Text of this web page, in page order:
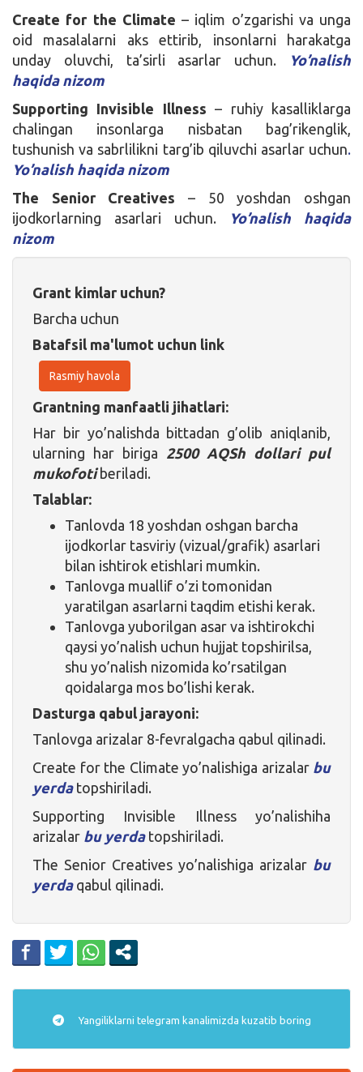
Create for the Climate – iqlim o’zgarishi va unga
oid masalalarni aks ettirib, insonlarni harakatga
unday oluvchi, ta’sirli asarlar uchun.
Yo’nalish
haqida nizom
Supporting Invisible Illness – ruhiy kasalliklarga
chalingan insonlarga nisbatan bag’rikenglik,
tushunish va sabrlilikni targ’ib qiluvchi asarlar uchun.
Yo’nalish haqida nizom
The Senior Creatives – 50 yoshdan oshgan
ijodkorlarning asarlari uchun.
Yo’nalish haqida
nizom
Grant kimlar uchun?
Barcha uchun
Batafsil ma'lumot uchun link
Rasmiy havola
Grantning manfaatli jihatlari:
Har bir yo’nalishda bittadan g’olib aniqlanib,
ularning har biriga 2500 AQSh dollari pul
mukofotiberiladi.
Talablar:
Tanlovda 18 yoshdan oshgan barcha
ijodkorlar tasviriy (vizual/grafik) asarlari
bilan ishtirok etishlari mumkin.
Tanlovga muallif o’zi tomonidan
yaratilgan asarlarni taqdim etishi kerak.
Tanlovga yuborilgan asar va ishtirokchi
qaysi yo’nalish uchun hujjat topshirilsa,
shu yo’nalish nizomida ko’rsatilgan
qoidalarga mos bo’lishi kerak.
Dasturga qabul jarayoni:
Tanlovga arizalar 8-fevralgacha qabul qilinadi.
Create for the Climate yo’nalishiga arizalar bu
yerdatopshiriladi.
Supporting Invisible Illness yo’nalishiha
arizalar bu yerdatopshiriladi.
The Senior Creatives yo’nalishiga arizalar bu
yerdaqabul qilinadi.
Yangiliklarni telegram kanalimizda kuzatib boring